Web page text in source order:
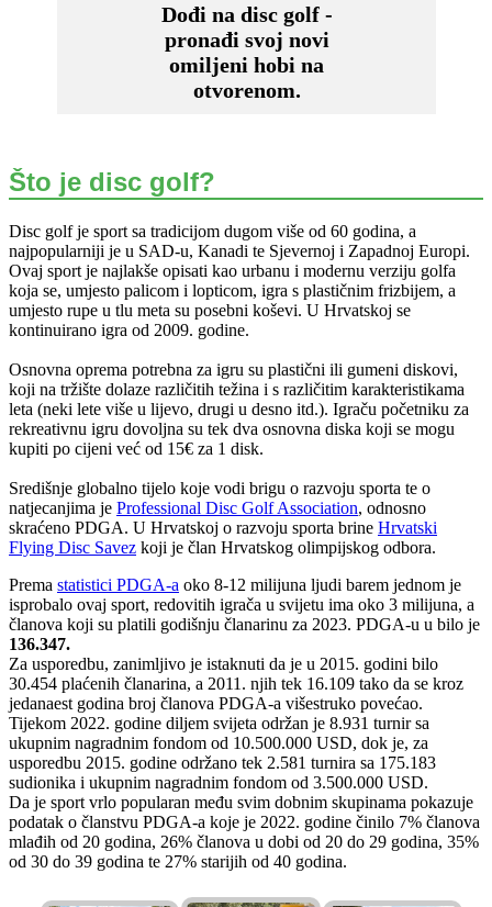
Dođi na disc golf -
pronađi svoj novi
omiljeni hobi na
otvorenom.
Što je disc golf?
Disc golf je sport sa tradicijom dugom više od 60 godina, a
najpopularniji je u SAD-u, Kanadi te Sjevernoj i Zapadnoj Europi.
Ovaj sport je najlakše opisati kao urbanu i modernu verziju golfa
koja se, umjesto palicom i lopticom, igra s plastičnim frizbijem, a
umjesto rupe u tlu meta su posebni koševi. U Hrvatskoj se
kontinuirano igra od 2009. godine.
Osnovna oprema potrebna za igru su plastični ili gumeni diskovi,
koji na tržište dolaze različitih težina i s različitim karakteristikama
leta (neki lete više u lijevo, drugi u desno itd.). Igraču početniku za
rekreativnu igru dovoljna su tek dva osnovna diska koji se mogu
kupiti po cijeni već od 15€ za 1 disk.
Središnje globalno tijelo koje vodi brigu o razvoju sporta te o
natjecanjima je Professional Disc Golf Association, odnosno
skraćeno PDGA. U Hrvatskoj o razvoju sporta brine Hrvatski
Flying Disc Savez koji je član Hrvatskog olimpijskog odbora.
Prema statistici PDGA-a oko 8-12 milijuna ljudi barem jednom je
isprobalo ovaj sport, redovitih igrača u svijetu ima oko 3 milijuna, a
članova koji su platili godišnju članarinu za 2023. PDGA-u u bilo je
136.347.
Za usporedbu, zanimljivo je istaknuti da je u 2015. godini bilo
30.454 plaćenih članarina, a 2011. njih tek 16.109 tako da se kroz
jedanaest godina broj članova PDGA-a višestruko povećao.
Tijekom 2022. godine diljem svijeta održan je 8.931 turnir sa
ukupnim nagradnim fondom od 10.500.000 USD, dok je, za
usporedbu 2015. godine održano tek 2.581 turnira sa 175.183
sudionika i ukupnim nagradnim fondom od 3.500.000 USD.
Da je sport vrlo popularan među svim dobnim skupinama pokazuje
podatak o članstvu PDGA-a koje je 2022. godine činilo 7% članova
mlađih od 20 godina, 26% članova u dobi od 20 do 29 godina, 35%
od 30 do 39 godina te 27% starijih od 40 godina.